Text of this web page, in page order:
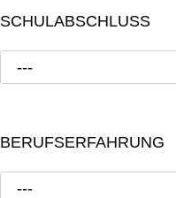
SCHULABSCHLUSS
---
BERUFSERFAHRUNG
---